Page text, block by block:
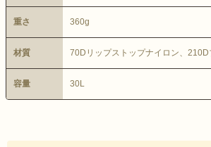
重さ 360g
材質 70Dリップストップナイロン、
容量 30L